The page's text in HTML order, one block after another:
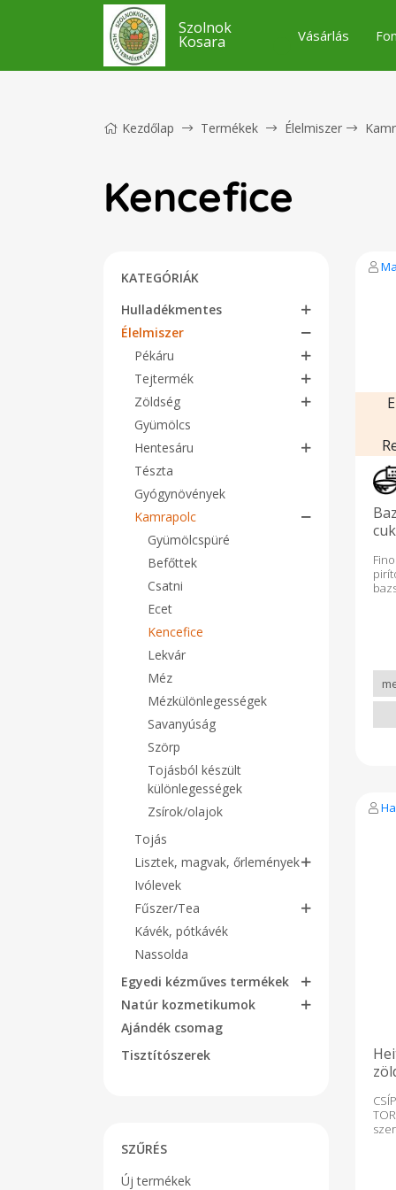
Szolnok
Kosara Vásárlás
Kezdőlap Termékek Élelmiszer
Kencefice
KATEGÓRIÁK
Hulladékmentes
Élelmiszer
Pékáru
Tejtermék
Zöldség
Gyümölcs
Hentesáru
Tészta
Gyógynövények
Kamrapolc
Gyümölcspüré
Befőttek
Csatni
Ecet
Kencefice
Lekvár
Méz
Mézkülönlegességek
Savanyúság
Szörp
Tojásból készült
különlegességek
Zsírok/olajok
Tojás
Lisztek, magvak, őrlemények
Ivólevek
Fűszer/Tea
Kávék, pótkávék
Nassolda
Egyedi kézműves termékek
Natúr kozmetikumok
Ajándék csomag
Tisztítószerek
SZŰRÉS
Új termékek